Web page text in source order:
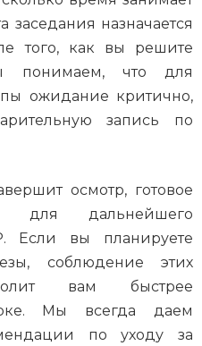
назначается
того, как вы решите
понимаем, что для
ожидание критично,
запись по
осмотр, готовое
для дальнейшего
Если вы планируете
соблюдение этих
вам быстрее
Мы всегда даем
по уходу за